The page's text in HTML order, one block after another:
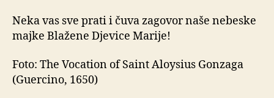
Neka vas sve prati i čuva zagovor naše nebeske
majke Blažene Djevice Marije!
Foto: The Vocation of Saint Aloysius Gonzaga
(Guercino, 1650)